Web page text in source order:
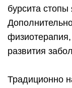
бурсита
развития
Традиционно